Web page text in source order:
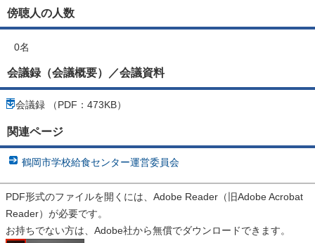
傍聴人の人数
0名
会議録（会議概要）／会議資料
会議録 （PDF：473KB）
関連ページ
鶴岡市学校給食センター運営委員会
PDF形式のファイルを開くには、Adobe Reader（旧Adobe Acrobat
Reader）が必要です。
お持ちでない方は、Adobe社から無償でダウンロードできます。